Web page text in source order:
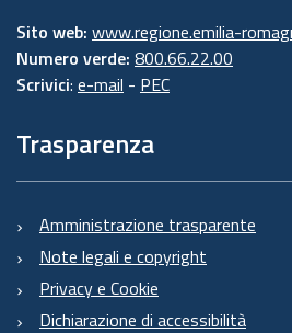
Sito web: www.regione.emilia-
Numero verde: 800.66.22.00
Scrivici: e-mail - PEC
Trasparenza
Amministrazione trasparente
Note legali e copyright
Privacy e Cookie
Dichiarazione di accessibilità